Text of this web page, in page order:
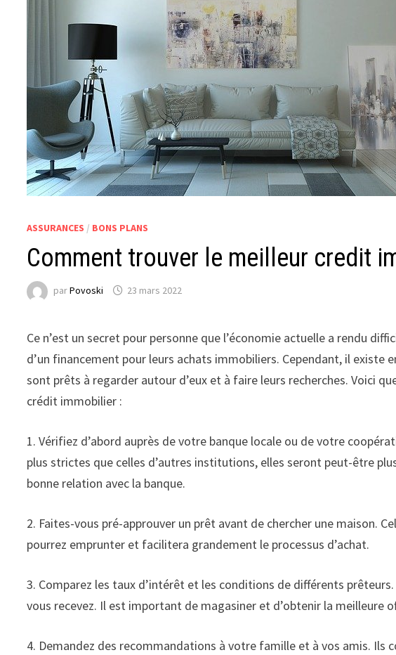
ASSURANCES / BONS PLANS
Comment trouver le meilleur credit
parPovoski 23 mars 2022
Ce n’est un secret pour personne que l’économie actuelle a rendu
d’un financement pour leurs achats immobiliers. Cependant, il existe
sont prêts à regarder autour d’eux et à faire leurs recherches. Voici
crédit immobilier :
1. Vérifiez d’abord auprès de votre banque locale ou de votre
plus strictes que celles d’autres institutions, elles seront peut-être
bonne relation avec la banque.
2. Faites-vous pré-approuver un prêt avant de chercher une maison.
pourrez emprunter et facilitera grandement le processus d’achat.
3. Comparez les taux d’intérêt et les conditions de différents
vous recevez. Il est important de magasiner et d’obtenir la meilleure
4. Demandez des recommandations à votre famille et à vos amis. Ils